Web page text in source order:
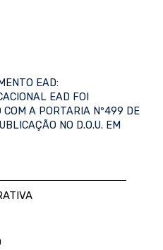
EAD:
EAD FOI
COM A PORTARIA Nº499 DE
NO D.O.U. EM